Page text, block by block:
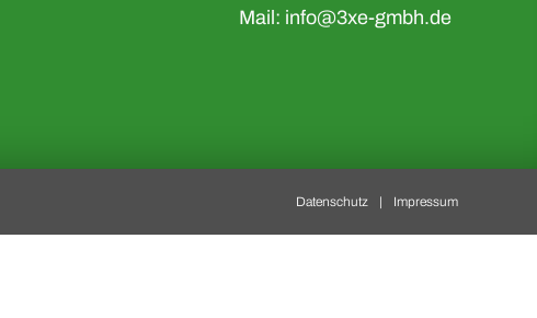
Mail: info@3xe-gmbh.de
Datenschutz Impressum